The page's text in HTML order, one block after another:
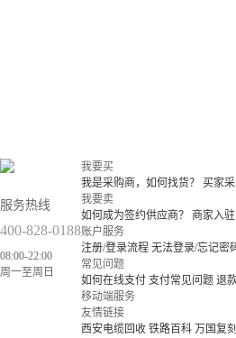
服务热线
400-828-0188
08:00-22:00
周一至周日
我要买
我是采购商，如何找货？
买家
我要卖
如何成为签约供应商？
商家入
账户服务
注册/登录流程 无法登录/忘记密
常见问题
如何在线支付 支付常见问题 退
移动端服务
友情链接
西安电缆回收 铁路百科 万国复